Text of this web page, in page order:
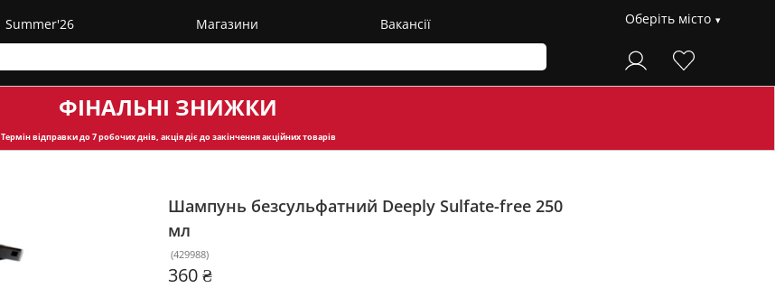
Summer'26 Магазини Вакансії Оберіть місто
ФІНАЛЬНІ ЗНИЖКИ
Термін відправкидо 7 робочих днів, акція діє до закінчення акційних товарів
Шампунь безсульфатний Deeply Sulfate-free 250
мл
(429988)
360 ₴